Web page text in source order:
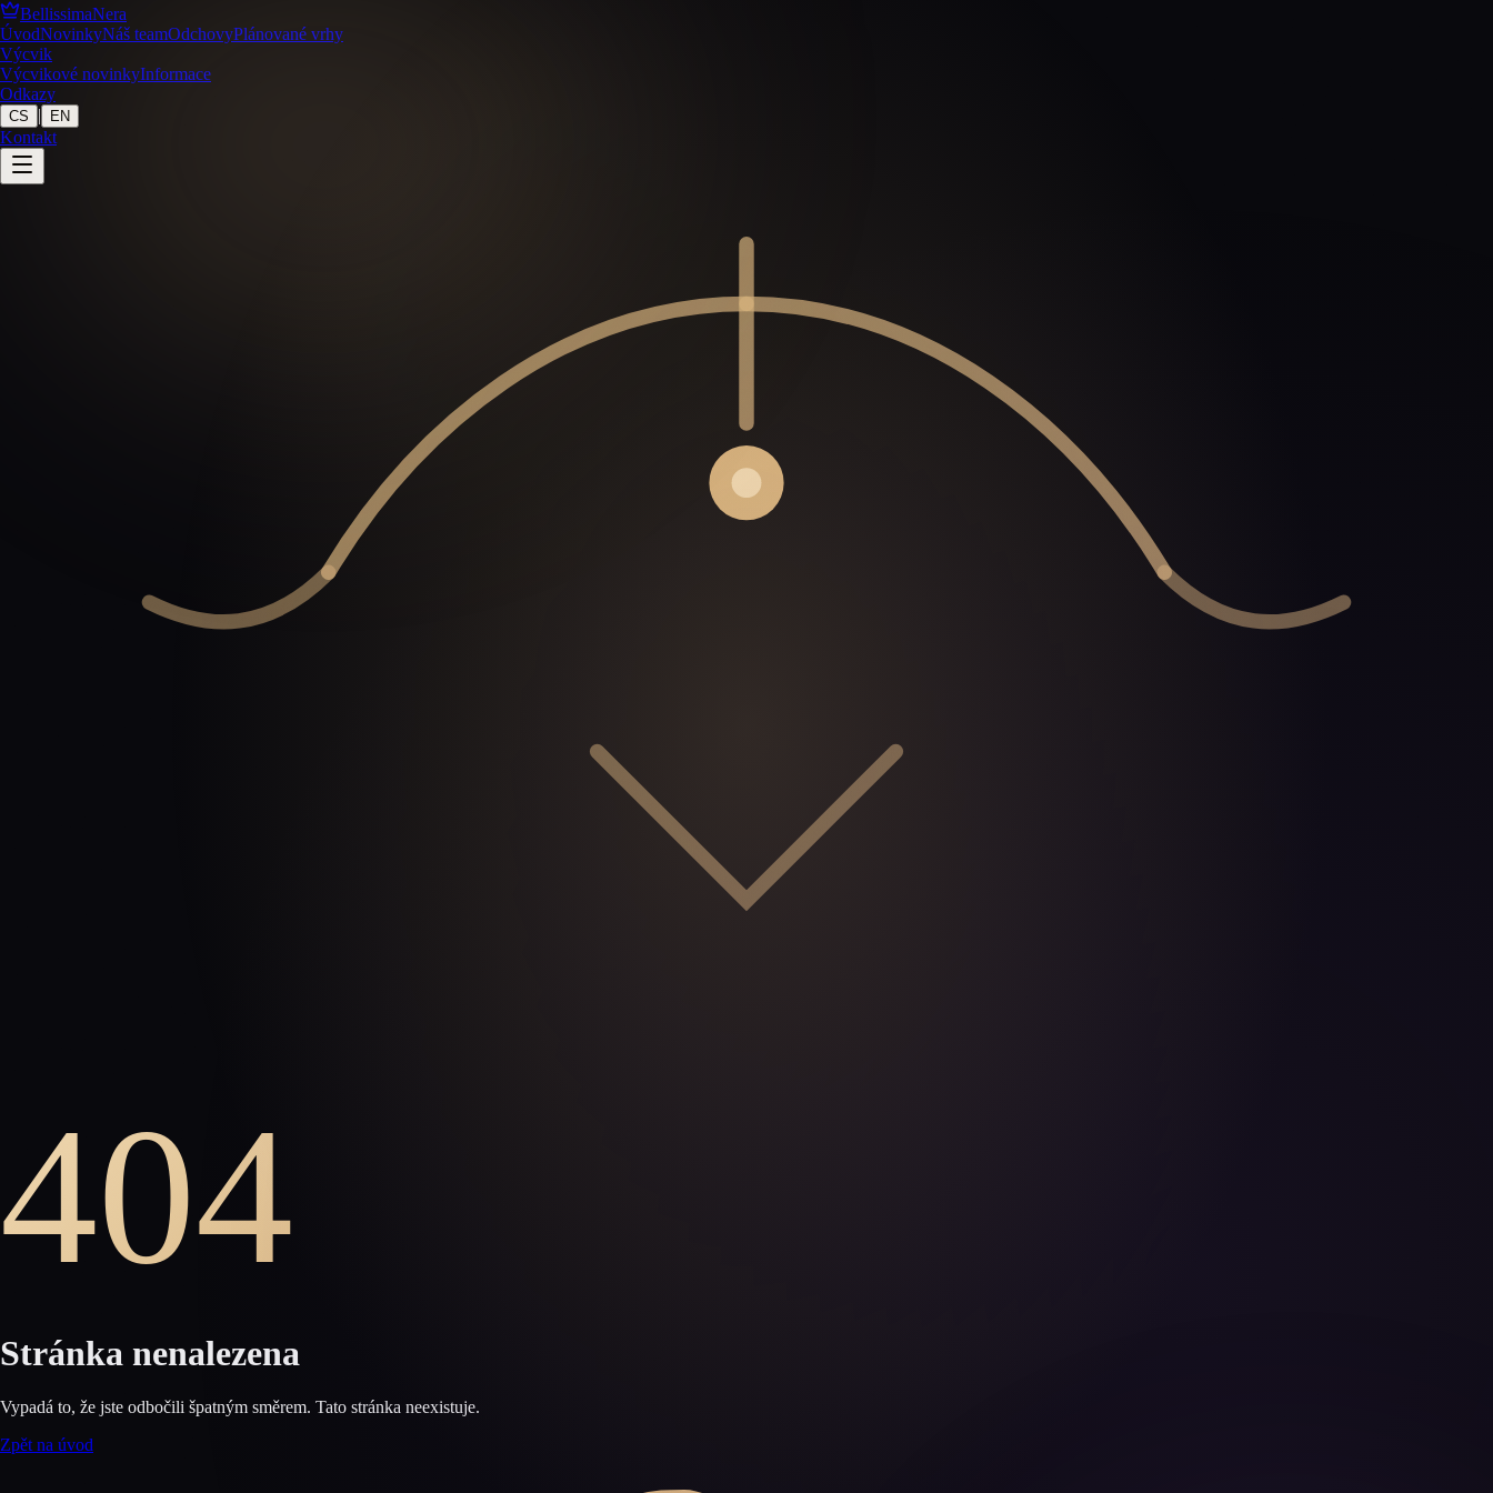
BellissimaNera
ÚvodNovinkyNáš teamOdchovyPlánované vrhy
Výcvik
Výcvikové novinkyInformace
Odkazy
CS | EN
Kontakt
404
Stránka nenalezena
Vypadá to, že jste odbočili špatným směrem. Tato stránka neexistuje.
Zpět na úvod